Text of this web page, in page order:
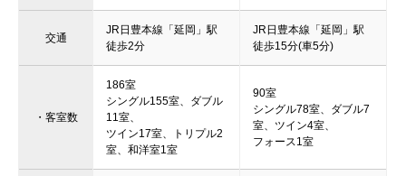
交通
JR日豊本線「延岡」駅
徒歩2分
JR日豊本線「延岡」駅
徒歩15分(車5分)
・客室数
186室
シングル155室、ダブル
11室、
ツイン17室、トリプル2
室、和洋室1室
90室
シングル78室、ダブル7
室、ツイン4室、
フォース1室